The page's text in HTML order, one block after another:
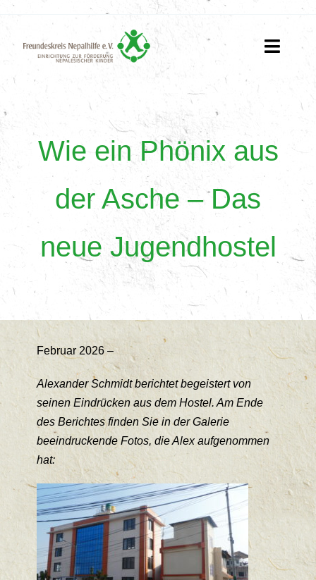
Zum
springen
Toggle
Unser Engangement
Über uns
Ihre Hilfe
News & Mediathek
Wie ein Phönix aus
der Asche – Das
neue Jugendhostel
Februar 2026 –
Alexander Schmidt berichtet begeistert von
seinen Eindrücken aus dem Hostel. Am Ende
des Berichtes finden Sie in der Galerie
beeindruckende Fotos, die Alex aufgenommen
hat: